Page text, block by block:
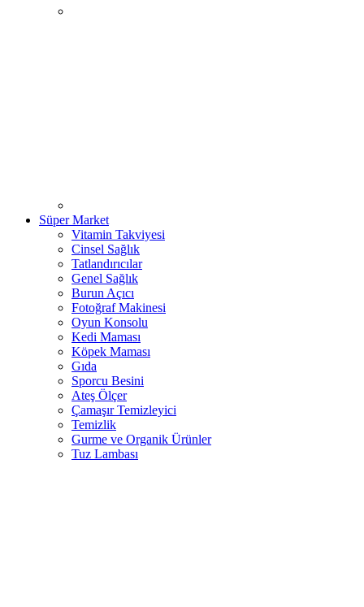
Süper Market
Vitamin Takviyesi
Cinsel Sağlık
Tatlandırıcılar
Genel Sağlık
Burun Açıcı
Fotoğraf Makinesi
Oyun Konsolu
Kedi Maması
Köpek Maması
Gıda
Sporcu Besini
Ateş Ölçer
Çamaşır Temizleyici
Temizlik
Gurme ve Organik Ürünler
Tuz Lambası